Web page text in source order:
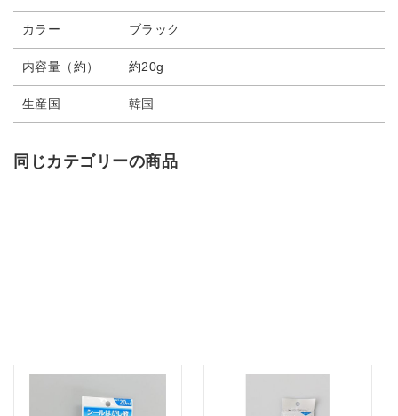
カラー ブラック
内容量（約） 約20g
生産国 韓国
同じカテゴリーの商品